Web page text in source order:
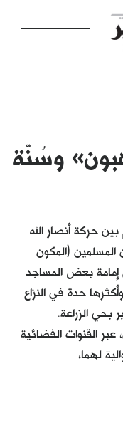
وسُنّة
حركة أنصار الله
المسلمين (المكون
إمامة بعض المساجد
حدة في النزاع
بحي الزراعة.
القنوات الفضائية
لهما،